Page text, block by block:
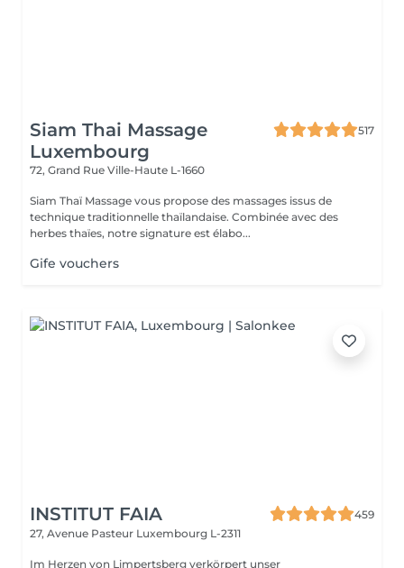
Siam Thai Massage
Luxembourg
517
72, Grand Rue Ville-Haute L-1660
Siam Thaï Massage vous propose des massages issus de
technique traditionnelle thaïlandaise. Combinée avec des
herbes thaïes, notre signature est élabo...
Gife vouchers
INSTITUT FAIA
459
27, Avenue Pasteur Luxembourg L-2311
Im Herzen von Limpertsberg verkörpert unser